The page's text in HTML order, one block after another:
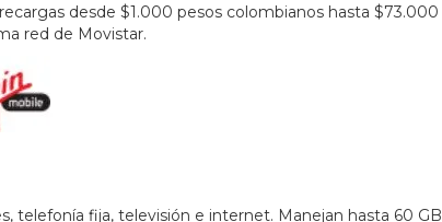
desde $1.000 pesos colombianos hasta $73.000
red de Movistar.
telefonía fija, televisión e internet. Manejan hasta 60 GB